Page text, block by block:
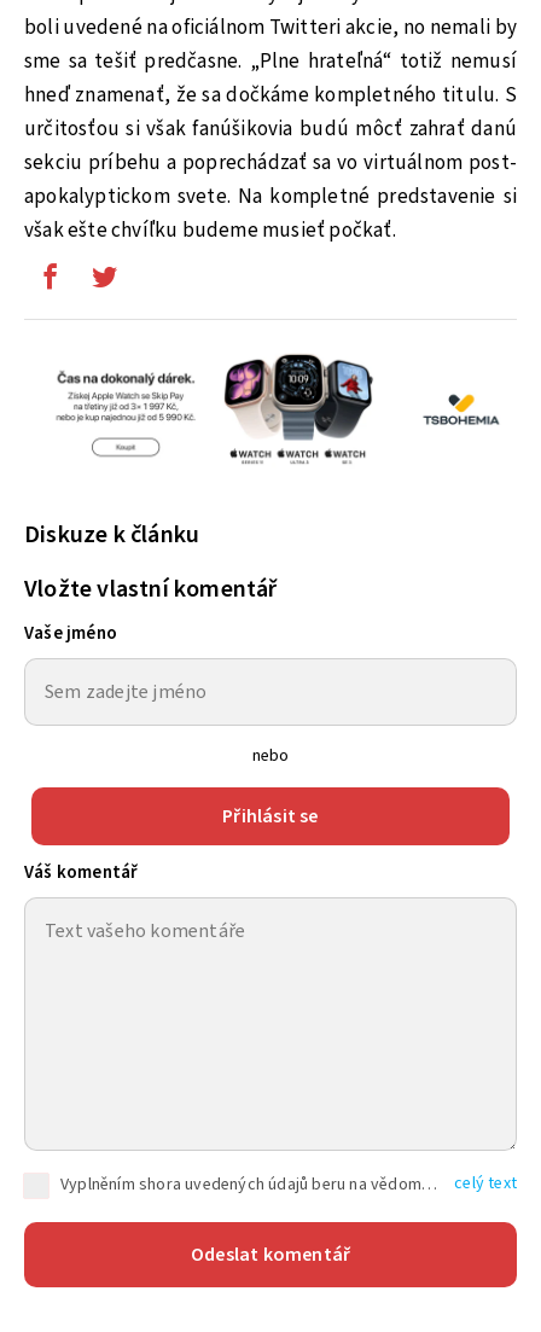
boli uvedené na oficiálnom Twitteri akcie, no nemali by
sme sa tešiť predčasne. „Plne hrateľná“ totiž nemusí
hneď znamenať, že sa dočkáme kompletného titulu. S
určitosťou si však fanúšikovia budú môcť zahrať danú
sekciu príbehu a poprechádzať sa vo virtuálnom post-
apokalyptickom svete. Na kompletné predstavenie si
však ešte chvíľku budeme musieť počkať.
Diskuze k článku
Vložte vlastní komentář
Vaše jméno
nebo
Přihlásit se
Váš komentář
Vyplněním shora uvedených údajů beru na vědomí, že společnost TEXT FACTORY s.r.o., sídlem Brno, Durďákova 336/29, Černá Pole, PSČ: 613 00, IČ: 06157831, zapsané u Krajského soudu v Brně, oddíl C, vložka 100399, bude zpracovávat mé osobní údaje uvedené v rámci mnou vyplněného registračního formuláře na základě oprávněných zájmů TEXT FACTORY s.r.o. dle čl. 6 odst. 1 písm. f) GDPR a pro splnění právních povinností (čl. 6 odst. 1 písm. c) GDPR), a to pro tyto účely: nezbytnost zajistit oprávnění návštěvníka webových stránek provozovaných společností TEXT FACTORY s.r.o. přispívat aktivně ke zveřejněným článkům nebo v rámci diskusních fór a výkon práv TEXT FACTORY s.r.o. jako administrátora těchto diskusních fór. Více informací o zpracování osobních údajů a právech lze nalézt v celý text